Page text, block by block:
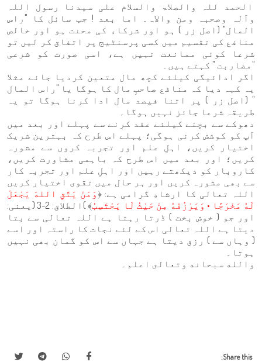
الحمد للہ والصلاۃ والسلام علی سیدنا رسول اللہ
وآلہ وصحبہ ومن والاہ۔ اما بعد ! جب سائل کا "راس
المال" (اصل زر ) ہو اور شرکاء کی محنت ہو اور خالص
منافع کی تقسیم میں کسی پرسنٹیج پر اتفاق کر لیں تو
شرعا کوئی ممانعت نہیں ہے، اسی صورت کو شرعی
"مضاربت " کہتے ہیں۔
اگر ادائیگی کیلئے کچھ مال متعین کردیا جائے مثلا
یہ کہہ دیا کہ منافع صاحبِ مال کا ہوگا یا "راس المال
" (اصل زر ) پر اتنا فیصد مال ادا کرنا ہوگا تو یہ
طریقہ شرعا جائز نہیں ہوگا۔
دھوکے سے بچنے کیلئے عقد کرنے سے پہلے اور بعد میں
آپ کو کوشش کرنی ہوگی؛ پہلے اس طرح کہ بہترین شریک
اختیار کریں، اہلِ علم اور تجربہ کروں سے مشورہ
کریں؛ اور بعد میں اس طرح کہ باہمی مشاورت کریں،
کاروبار کو دیکھتے رہیں اور اہلِ علم اور تجربہ کار
سے بھی مشورہ کریں اور ہر حال میں تقوی اختیار کریں
اللہ تعالی کا ارشادِ گرامی ہے: ﴿وَمَنْ يَتَّقِ اللهَ يَجْعَلْ
لَهُ مَخْرَجًا • وَيَرْزُقْهُ مِنْ حَيْثُ لَا يَحْتَسِبُ
﴾ )الطلاق: 2-3 (یعنی:
اور جو ( خوش بخت ) ڈرتا رہتا ہے اللہ تعالی سے بتا
دیتا ہے اللہ تعالی اس کے لئے نجات کا راستہ اور اسے
( وہاں سے ) رزق دیتا ہے جہاں سے اس کو گمان بھی نہیں
ہوتا۔
والله سبحانه وتعالى اعلم۔
Share this: